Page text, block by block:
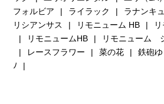
フォルビア
ライラック ラナンキ
リシアンサス
リモニューム HB
リモニュームHB
リモニューム
レースフラワー
菜の花 鉄砲ゆ
ﾉ